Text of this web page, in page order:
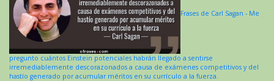
Frases de Carl Sagan - Me
pregunto cuántos Einstein potenciales habrán llegado a sentirse
irremediablemente descorazonados a causa de exámenes competitivos y del
hastío generado por acumular méritos en su currículo a la fuerza.